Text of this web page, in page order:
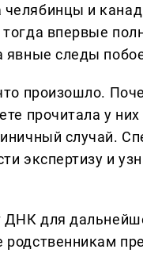
и
впервые
явные следы
произошло.
прочитала у
случай.
экспертизу и
ДНК для